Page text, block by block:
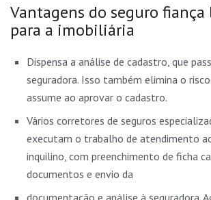
Vantagens do seguro
para a imobiliária
Dispensa a análise de cadastro, que
seguradora. Isso também elimina o
assume ao aprovar o cadastro.
Vários corretores de seguros
executam o trabalho de atendimento
inquilino, com preenchimento de ficha
documentos e envio da
documentação e análise à seguradora.